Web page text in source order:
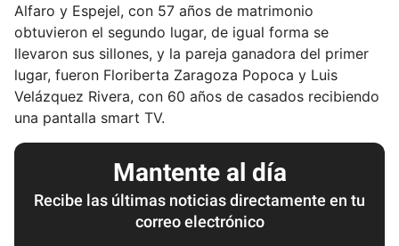
Alfaro y Espejel, con 57 años de matrimonio
obtuvieron el segundo lugar, de igual forma se
llevaron sus sillones, y la pareja ganadora del primer
lugar, fueron Floriberta Zaragoza Popoca y Luis
Velázquez Rivera, con 60 años de casados recibiendo
una pantalla smart TV.
Mantente al día
Recibe las últimas noticias directamente en tu
correo electrónico